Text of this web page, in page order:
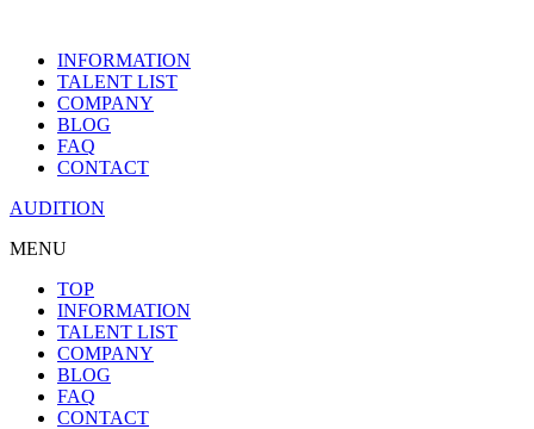
INFORMATION
TALENT LIST
COMPANY
BLOG
FAQ
CONTACT
AUDITION
MENU
TOP
INFORMATION
TALENT LIST
COMPANY
BLOG
FAQ
CONTACT